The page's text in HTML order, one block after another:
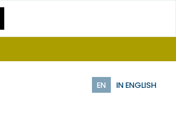
EN IN ENGLISH